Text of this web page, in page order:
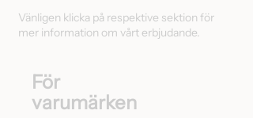
Vänligen klicka på respektive sektion för
mer information om vårt erbjudande.
För
varumärken